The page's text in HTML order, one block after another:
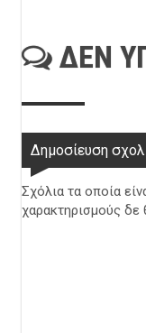
ΔΕΝ
Δημοσίευση
Σχόλια τα οποία
χαρακτηρισμούς δε